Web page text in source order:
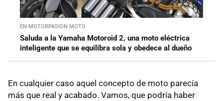
EN MOTORPASION MOTO
Saluda a la Yamaha Motoroid 2, una moto eléctrica
inteligente que se equilibra sola y obedece al dueño
En cualquier caso aquel concepto de moto parecía
más que real y acabado. Vamos, que podría haber